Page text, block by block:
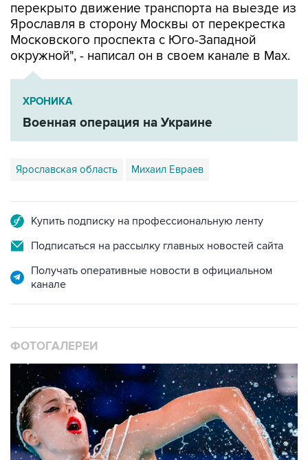
перекрыто движение транспорта на выезде из
Ярославля в сторону Москвы от перекрестка
Московского проспекта с Юго-Западной
окружной", - написал он в своем канале в Мах.
ХРОНИКА
Военная операция на Украине
Ярославская область Михаил Евраев
Купить подписку на профессиональную ленту
Подписаться на рассылку главных новостей сайта
Получать оперативные новости в официальном
канале
ФОТОГАЛЕРЕИ